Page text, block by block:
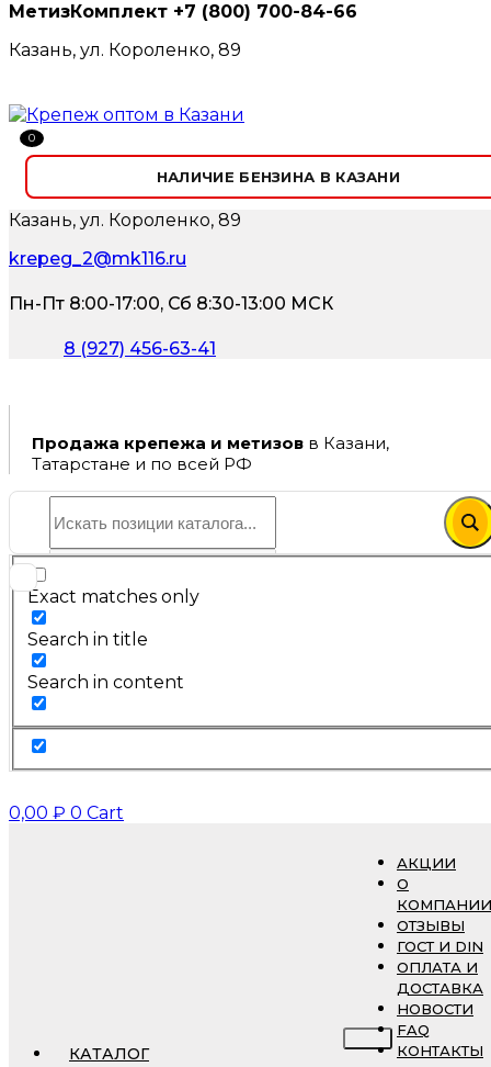
МетизКомплект +7 (800) 700-84-66
Казань, ул. Короленко, 89
0
НАЛИЧИЕ БЕНЗИНА В КАЗАНИ
Казань, ул. Короленко, 89
krepeg_2@mk116.ru
Пн-Пт 8:00-17:00, Сб 8:30-13:00 МСК
8 (927) 456-63-41
Продажа крепежа и метизов в Казани,
Татарстане и по всей РФ
Exact matches only
Search in title
Search in content
0,00 ₽ 0 Cart
КАТАЛОГ
АКЦИИ
О
КОМПАНИИ
ОТЗЫВЫ
ГОСТ И DIN
ОПЛАТА И
ДОСТАВКА
НОВОСТИ
FAQ
КОНТАКТЫ